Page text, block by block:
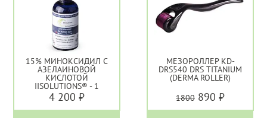
15% МИНОКСИДИЛ С
АЗЕЛАИНОВОЙ
КИСЛОТОЙ
IISOLUTIONS® - 1
МЕСЯЦ
4 200 ₽
МЕЗОРОЛЛЕР KD-
DRS540 DRS TITANIUM
(DERMA ROLLER)
1800 890 ₽